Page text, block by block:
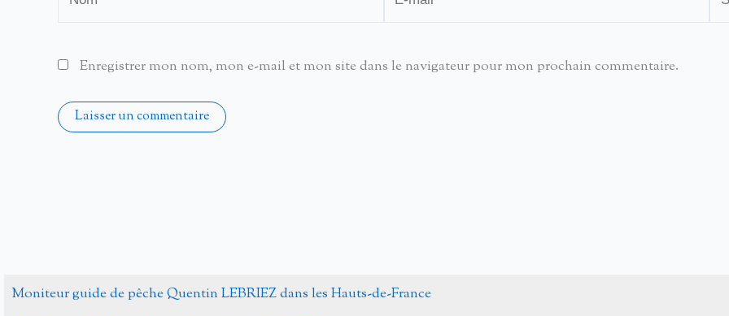
mail*
Enregistrer mon nom, mon e-mail et mon site dans le navigateur pour mon prochain commentaire.
Moniteur guide de pêche Quentin LEBRIEZ dans les Hauts-de-France